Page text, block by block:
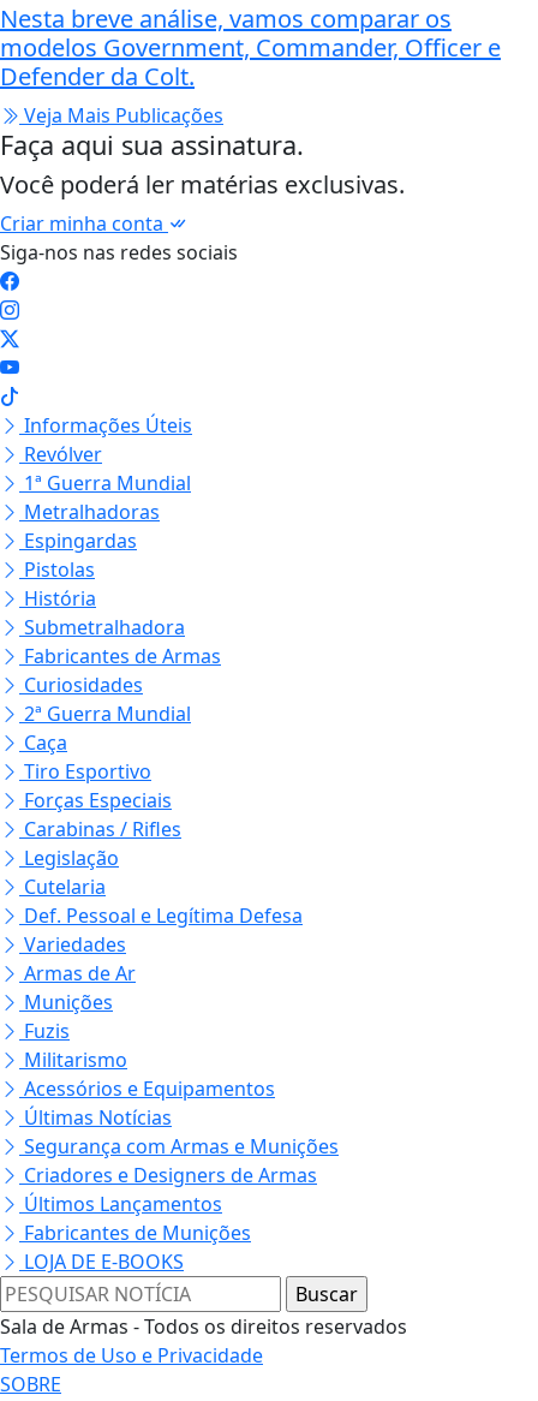
Nesta breve análise, vamos comparar os
modelos Government, Commander, Officer e
Defender da Colt.
Veja Mais Publicações
Faça aqui sua assinatura.
Você poderá ler matérias exclusivas.
Criar minha conta
Siga-nos nas redes sociais
Informações Úteis
Revólver
1ª Guerra Mundial
Metralhadoras
Espingardas
Pistolas
História
Submetralhadora
Fabricantes de Armas
Curiosidades
2ª Guerra Mundial
Caça
Tiro Esportivo
Forças Especiais
Carabinas / Rifles
Legislação
Cutelaria
Def. Pessoal e Legítima Defesa
Variedades
Armas de Ar
Munições
Fuzis
Militarismo
Acessórios e Equipamentos
Últimas Notícias
Segurança com Armas e Munições
Criadores e Designers de Armas
Últimos Lançamentos
Fabricantes de Munições
LOJA DE E-BOOKS
Sala de Armas - Todos os direitos reservados
Termos de Uso e Privacidade
SOBRE